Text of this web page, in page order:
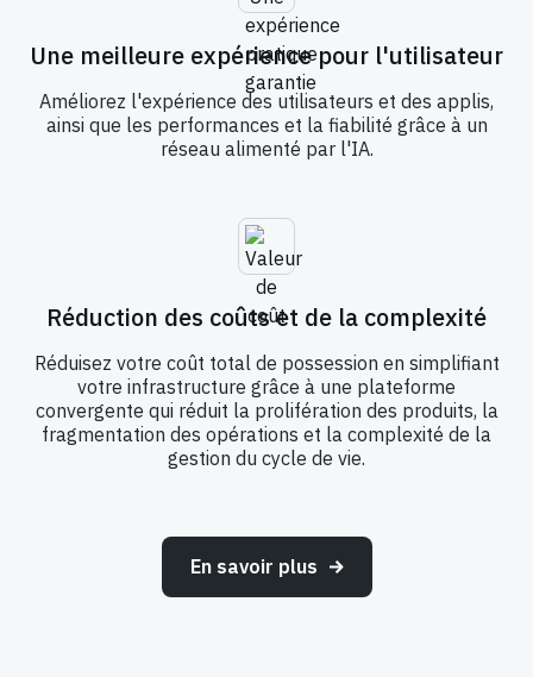
Une meilleure expérience pour l'utilisateur
Améliorez l'expérience des utilisateurs et des applis,
ainsi que les performances et la fiabilité grâce à un
réseau alimenté par l'IA.
Réduction des coûts et de la complexité
Réduisez votre coût total de possession en simplifiant
votre infrastructure grâce à une plateforme
convergente qui réduit la prolifération des produits, la
fragmentation des opérations et la complexité de la
gestion du cycle de vie.
En savoir plus